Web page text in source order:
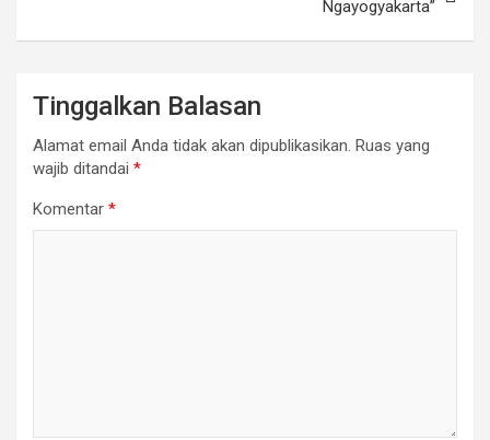
Ngayogyakarta”
Tinggalkan Balasan
Alamat email Anda tidak akan dipublikasikan. Ruas yang
wajib ditandai *
Komentar *